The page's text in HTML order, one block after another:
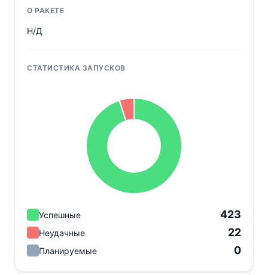
О РАКЕТЕ
Н/Д
СТАТИСТИКА ЗАПУСКОВ
Успешные 423
Неудачные 22
Планируемые 0